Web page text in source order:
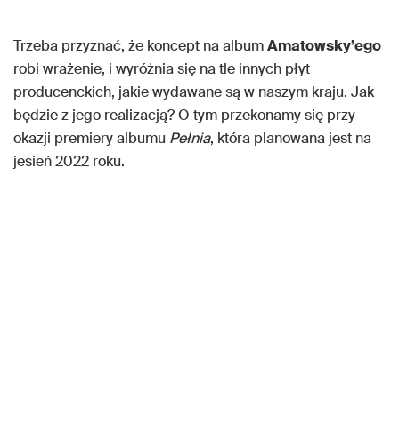
Trzeba przyznać, że koncept na albumAmatowsky’ego
robi wrażenie, i wyróżnia się na tle innych płyt
producenckich, jakie wydawane są w naszym kraju. Jak
będzie z jego realizacją? O tym przekonamy się przy
okazji premiery albumu Pełnia, która planowana jest na
jesień 2022 roku.